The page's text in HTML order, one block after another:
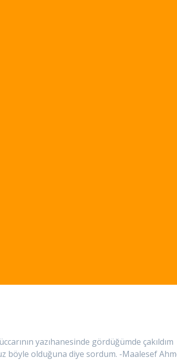
yazıhanesinde gördüğümde çakıldım
böyle olduğuna diye sordum. -Maalesef